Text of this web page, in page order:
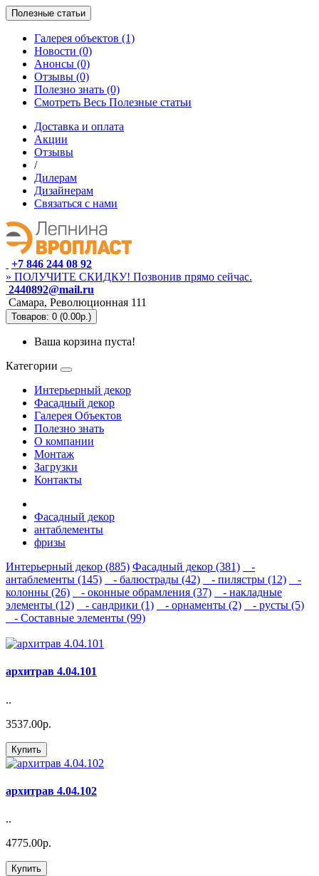
Полезные статьи
Галерея объектов (1)
Новости (0)
Анонсы (0)
Отзывы (0)
Полезно знать (0)
Смотреть Весь Полезные статьи
Доставка и оплата
Акции
Отзывы
/
Дилерам
Дизайнерам
Связаться с нами
+7 846 244 08 92
» ПОЛУЧИТЕ СКИДКУ! Позвонив прямо сейчас.
2440892@mail.ru
Самара, Революционная 111
Товаров: 0 (0.00р.)
Ваша корзина пуста!
Категории
Интерьерный декор
Фасадный декор
Галерея Объектов
Полезно знать
О компании
Монтаж
Загрузки
Контакты
Фасадный декор
антаблементы
фризы
Интерьерный декор (885) Фасадный декор (381)
-
антаблементы (145)
- балюстрады (42) - пилястры (12)
-
колонны (26)
- оконные обрамления (37)
- накладные
элементы (12)
- сандрики (1) - орнаменты (2)
- русты (5)
- Составные элементы (99)
архитрав 4.04.101
..
3537.00р.
Купить
архитрав 4.04.102
..
4775.00р.
Купить